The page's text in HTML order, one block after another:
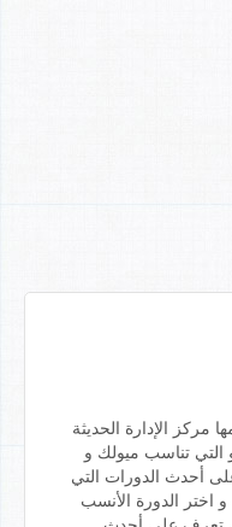
الإدارة الحديثة
التي تناسب ميولك و
أحدث الدورات التي
و اختر الدورة الأنسب